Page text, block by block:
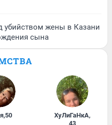
убийством жены в Казани
сына
,50 ХуЛиГаНкА,
43